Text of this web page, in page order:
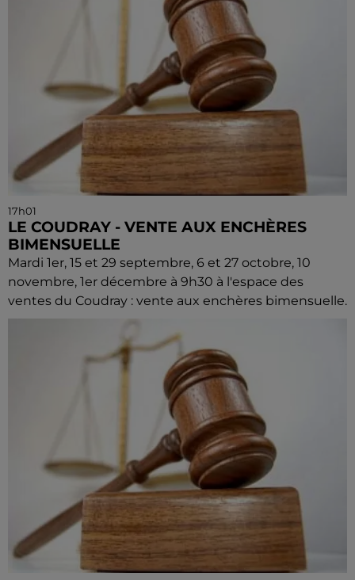
17h01
LE COUDRAY - VENTE AUX ENCHÈRES
BIMENSUELLE
Mardi 1er, 15 et 29 septembre, 6 et 27 octobre, 10
novembre, 1er décembre à 9h30 à l'espace des
ventes du Coudray : vente aux enchères bimensuelle.